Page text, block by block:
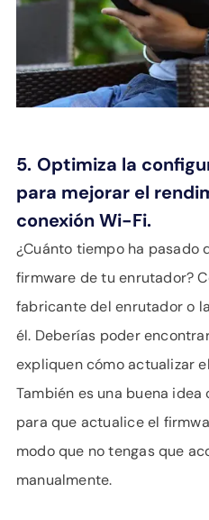
5. Optimiza la
para mejorar el
conexión Wi-Fi.
¿Cuánto tiempo ha pasado
firmware de tu enrutador?
fabricante del enrutador o
él. Deberías poder
expliquen cómo actualizar
También es una buena
para que actualice el
modo que no tengas que
manualmente.